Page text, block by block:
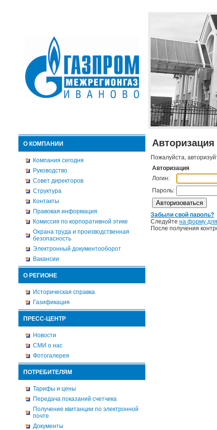
О КОМПАНИИ
Компания сегодня
Руководство
Совет директоров
Структура
Контакты
Правовая информация
Комиссия по корпоративной этике
Охрана труда и производственная
безопасность
Электронный документооборот
Вакансии
О РЕГИОНЕ
Историческая справка
Газификация
ПРЕСС-ЦЕНТР
Новости
СМИ о нас
Фотогалерея
ПОТРЕБИТЕЛЯМ
Тарифы и цены
Передача показаний счетчика
Получение квитанции по электронной
почте
Документы
Авторизация
Пожалуйста,
Авторизация
Логин:
Пароль:
Забыли свой пароль?
Следуйте на форму
После получения